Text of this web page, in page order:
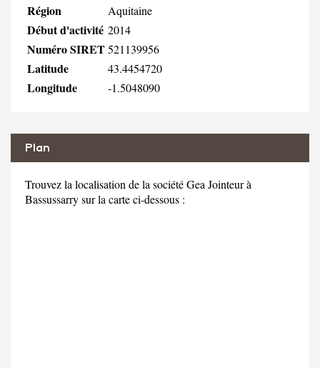
Région Aquitaine
Début d'activité 2014
Numéro SIRET521139956
Latitude 43.4454720
Longitude -1.5048090
Plan
Trouvez la localisation de la société Gea Jointeur à
Bassussarry sur la carte ci-dessous :